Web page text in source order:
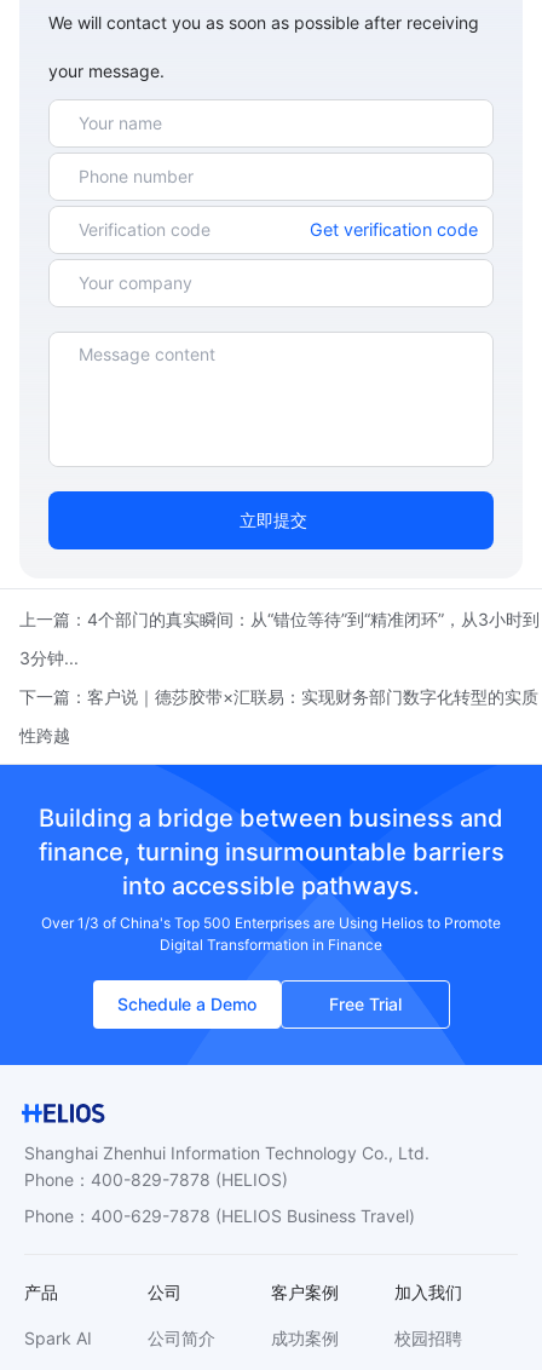
We will contact you as soon as possible after receiving
your message.
Get verification code
立即提交
上一篇： 4个部门的真实瞬间：从“错位等待”到“精准闭环”，从3小时到
3分钟...
下一篇： 客户说｜德莎胶带×汇联易：实现财务部门数字化转型的实质
性跨越
Building a bridge between business and
finance, turning insurmountable barriers
into accessible pathways.
Over 1/3 of China's Top 500 Enterprises are Using Helios to Promote
Digital Transformation in Finance
Schedule a Demo Free Trial
Shanghai Zhenhui Information Technology Co., Ltd.
Phone ： 400-829-7878 (HELIOS)
Phone ： 400-629-7878 (HELIOS Business Travel)
产品
Spark AI
公司
公司简介
客户案例
成功案例
加入我们
校园招聘